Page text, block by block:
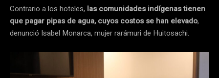
Contrario a los hoteles, las comunidades indígenas tienen
que pagar pipas de agua, cuyos costos se han elevado,
denunció Isabel Monarca, mujer rarámuri de Huitosachi.